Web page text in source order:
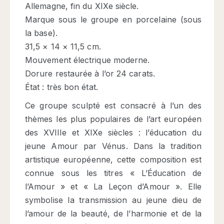
Allemagne, fin du XIXe siècle.
Marque sous le groupe en porcelaine (sous
la base).
31,5 × 14 × 11,5 cm.
Mouvement électrique moderne.
Dorure restaurée à l’or 24 carats.
État : très bon état.
Ce groupe sculpté est consacré à l’un des
thèmes les plus populaires de l’art européen
des XVIIIe et XIXe siècles : l’éducation du
jeune Amour par Vénus. Dans la tradition
artistique européenne, cette composition est
connue sous les titres « L’Éducation de
l’Amour » et « La Leçon d’Amour ». Elle
symbolise la transmission au jeune dieu de
l’amour de la beauté, de l’harmonie et de la